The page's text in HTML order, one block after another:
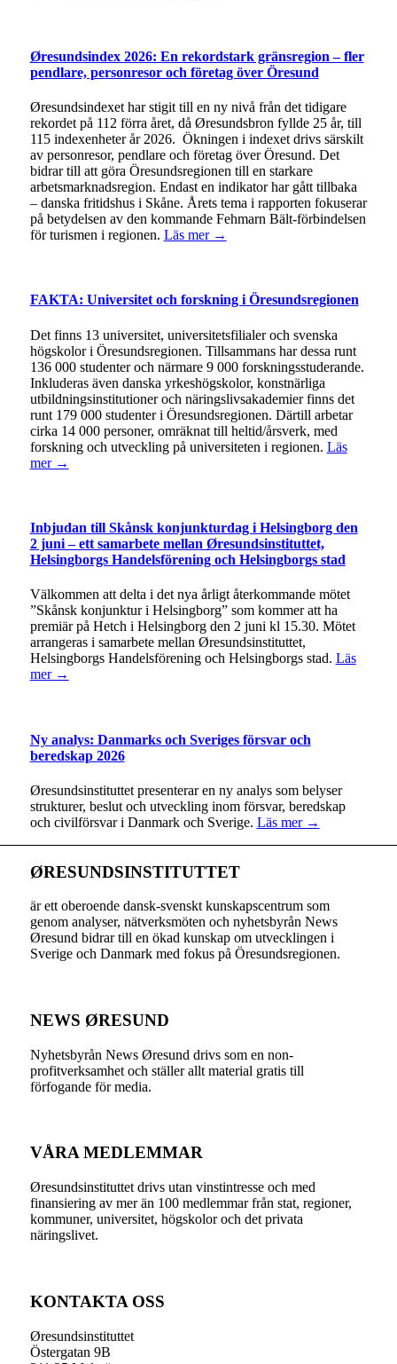
Øresundsindex 2026: En rekordstark gränsregion – fler
pendlare, personresor och företag över Öresund
Øresundsindexet har stigit till en ny nivå från det tidigare
rekordet på 112 förra året, då Øresundsbron fyllde 25 år, till
115 indexenheter år 2026. Ökningen i indexet drivs särskilt
av personresor, pendlare och företag över Öresund. Det
bidrar till att göra Öresundsregionen till en starkare
arbetsmarknadsregion. Endast en indikator har gått tillbaka
– danska fritidshus i Skåne. Årets tema i rapporten fokuserar
på betydelsen av den kommande Fehmarn Bält-förbindelsen
för turismen i regionen. Läs mer →
FAKTA: Universitet och forskning i Öresundsregionen
Det finns 13 universitet, universitetsfilialer och svenska
högskolor i Öresundsregionen. Tillsammans har dessa runt
136 000 studenter och närmare 9 000 forskningsstuderande.
Inkluderas även danska yrkeshögskolor, konstnärliga
utbildningsinstitutioner och näringslivsakademier finns det
runt 179 000 studenter i Öresundsregionen. Därtill arbetar
cirka 14 000 personer, omräknat till heltid/årsverk, med
forskning och utveckling på universiteten i regionen. Läs
mer →
Inbjudan till Skånsk konjunkturdag i Helsingborg den
2 juni – ett samarbete mellan Øresundsinstituttet,
Helsingborgs Handelsförening och Helsingborgs stad
Välkommen att delta i det nya årligt återkommande mötet
”Skånsk konjunktur i Helsingborg” som kommer att ha
premiär på Hetch i Helsingborg den 2 juni kl 15.30. Mötet
arrangeras i samarbete mellan Øresundsinstituttet,
Helsingborgs Handelsförening och Helsingborgs stad. Läs
mer →
Ny analys: Danmarks och Sveriges försvar och
beredskap 2026
Øresundsinstituttet presenterar en ny analys som belyser
strukturer, beslut och utveckling inom försvar, beredskap
och civilförsvar i Danmark och Sverige. Läs mer →
ØRESUNDSINSTITUTTET
är ett oberoende dansk-svenskt kunskapscentrum som
genom analyser, nätverksmöten och nyhetsbyrån News
Øresund bidrar till en ökad kunskap om utvecklingen i
Sverige och Danmark med fokus på Öresundsregionen.
NEWS ØRESUND
Nyhetsbyrån News Øresund drivs som en non-
profitverksamhet och ställer allt material gratis till
förfogande för media.
VÅRA MEDLEMMAR
Øresundsinstituttet drivs utan vinst­intresse och med
finansiering av mer än 100 medlemmar från stat, regioner,
kommuner, universitet, högskolor och det privata
näringslivet.
KONTAKTA OSS
Øresundsinstituttet
Östergatan 9B